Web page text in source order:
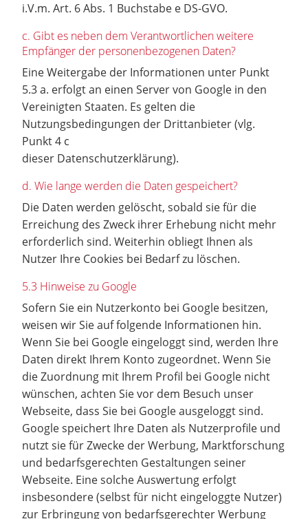
i.V.m. Art. 6 Abs. 1 Buchstabe e DS-GVO.
c. Gibt es neben dem Verantwortlichen weitere
Empfänger der personenbezogenen Daten?
Eine Weitergabe der Informationen unter Punkt
5.3 a. erfolgt an einen Server von Google in den
Vereinigten Staaten. Es gelten die
Nutzungsbedingungen der Drittanbieter (vlg.
Punkt 4 c
dieser Datenschutzerklärung).
d. Wie lange werden die Daten gespeichert?
Die Daten werden gelöscht, sobald sie für die
Erreichung des Zweck ihrer Erhebung nicht mehr
erforderlich sind. Weiterhin obliegt Ihnen als
Nutzer Ihre Cookies bei Bedarf zu löschen.
5.3 Hinweise zu Google
Sofern Sie ein Nutzerkonto bei Google besitzen,
weisen wir Sie auf folgende Informationen hin.
Wenn Sie bei Google eingeloggt sind, werden Ihre
Daten direkt Ihrem Konto zugeordnet. Wenn Sie
die Zuordnung mit Ihrem Profil bei Google nicht
wünschen, achten Sie vor dem Besuch unser
Webseite, dass Sie bei Google ausgeloggt sind.
Google speichert Ihre Daten als Nutzerprofile und
nutzt sie für Zwecke der Werbung, Marktforschung
und bedarfsgerechten Gestaltungen seiner
Webseite. Eine solche Auswertung erfolgt
insbesondere (selbst für nicht eingeloggte Nutzer)
zur Erbringung von bedarfsgerechter Werbung